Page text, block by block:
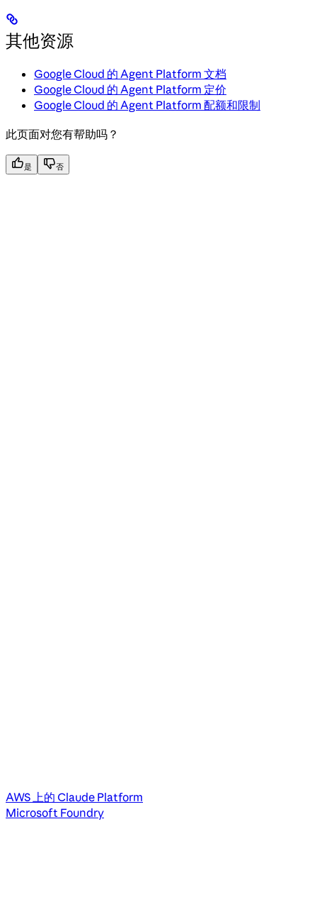
其他资源
Google Cloud 的 Agent Platform 文档
Google Cloud 的 Agent Platform 定价
Google Cloud 的 Agent Platform 配额和限制
此页面对您有帮助吗？
是 否
AWS 上的 Claude Platform
Microsoft Foundry